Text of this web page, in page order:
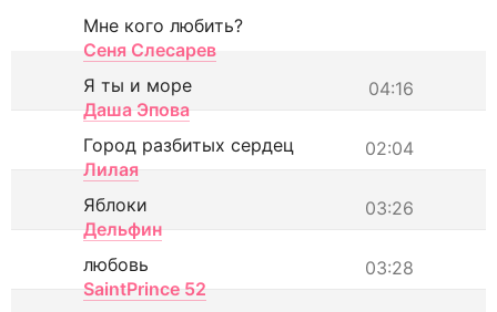
Мне кого любить?
Сеня Слесарев
04:16
Я ты и море
Даша Эпова
02:04
Город разбитых сердец
Лилая
03:26
Яблоки
Дельфин
03:28
любовь
SaintPrince 52